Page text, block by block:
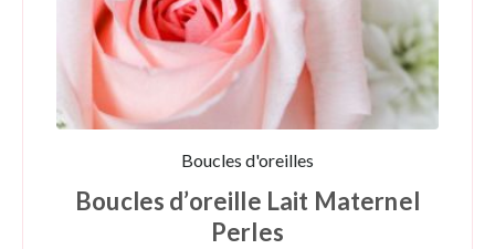
Boucles d'oreilles
Boucles d’oreille Lait Maternel
Perles